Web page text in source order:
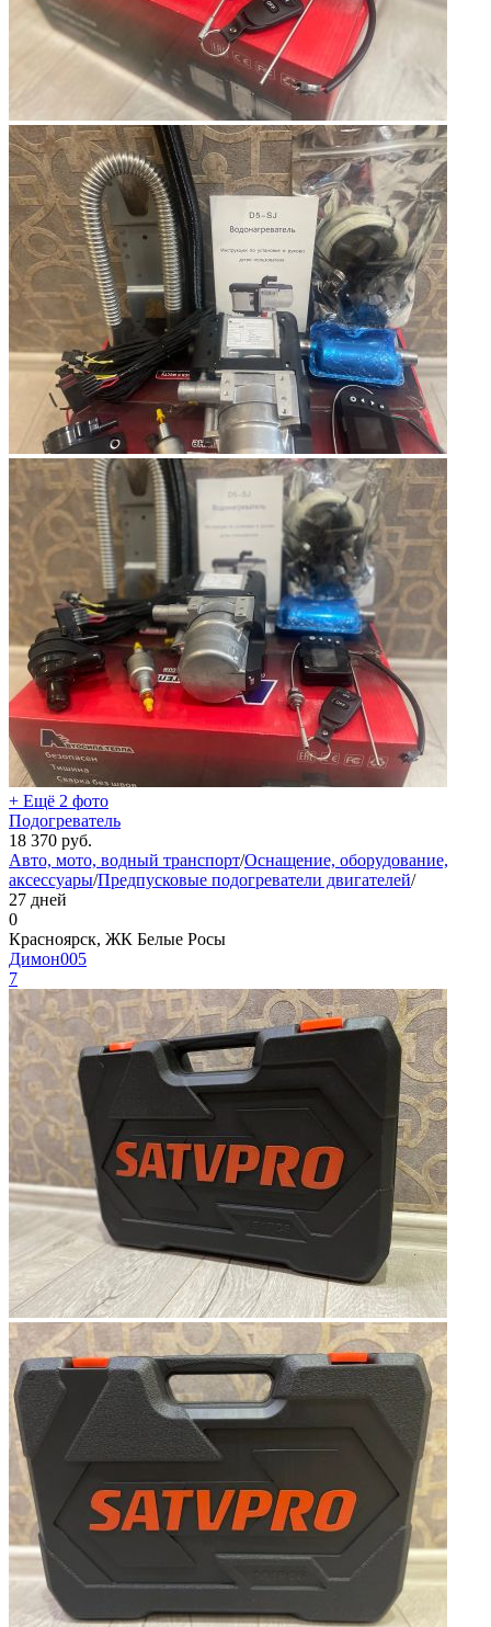
+ Ещё 2 фото
Подогреватель
18 370 руб.
Авто, мото, водный транспорт/Оснащение, оборудование,
аксессуары/Предпусковые подогреватели двигателей/
27 дней
0
Красноярск, ЖК Белые Росы
Димон005
7